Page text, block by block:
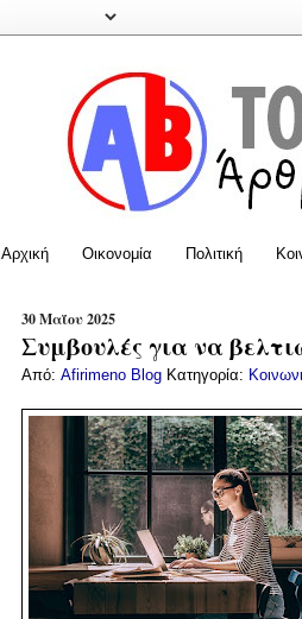
Αρχική Οικονομία Πολιτική
30 Μαΐου 2025
Συμβουλές για να
Από: Afirimeno Blog Κατηγορία: